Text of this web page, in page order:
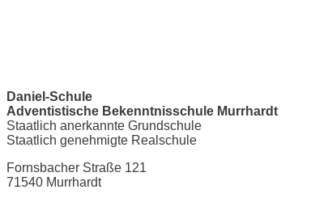
Daniel-Schule
Adventistische Bekenntnisschule Murrhardt
Staatlich anerkannte Grundschule
Staatlich genehmigte Realschule
Fornsbacher Straße 121
71540 Murrhardt